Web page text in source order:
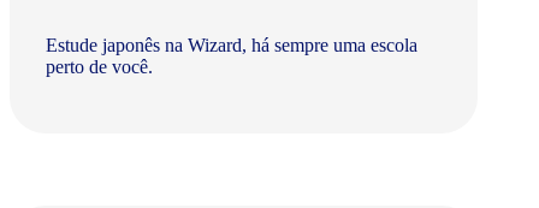
Estude japonês na Wizard, há sempre uma escola
perto de você.